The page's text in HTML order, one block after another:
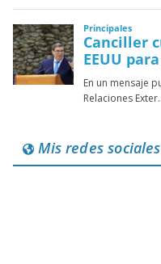
Mis redes sociales